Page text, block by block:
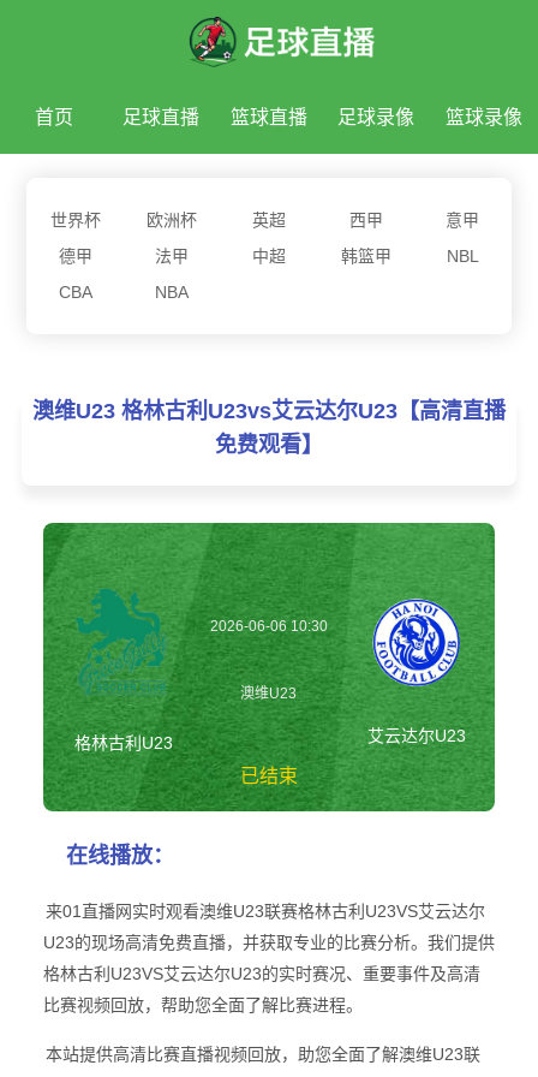
首页 足球直播 篮球直播 足球录像 篮球录像
世界杯 欧洲杯 英超 西甲
意甲
德甲
法甲 中超 韩篮甲
NBL
CBA
NBA
澳维U23 格林古利U23vs艾云达尔U23【高清直播
免费观看】
格林古利U23
2026-06-06 10:30
澳维U23
已结束
艾云达尔U23
在线播放：
来01直播网实时观看澳维U23联赛格林古利U23VS艾云达尔
U23的现场高清免费直播，并获取专业的比赛分析。我们提供
格林古利U23VS艾云达尔U23的实时赛况、重要事件及高清
比赛视频回放，帮助您全面了解比赛进程。
本站提供高清比赛直播视频回放，助您全面了解澳维U23联